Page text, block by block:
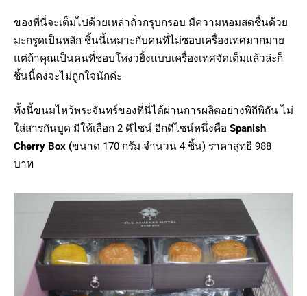
ของที่นี่จะเต็มไปด้วยเหล่าถั่วกรุบกรอบ มีความหอมสดชื่นด้วย
มะกรูดเป็นหลัก ชิ้นนี้เหมาะกับคนที่ไม่ชอบเครื่องเทศมากมาย
แต่ถ้าคุณเป็นคนที่ชอบโหงวยิ้งแบบเครื่องเทศจัดเต็มแล้วล่ะก็
ชิ้นนี้คงจะไม่ถูกใจนักค่ะ
ทั้งนี้ขนมไหว้พระจันทร์ของที่นี่ได้ผ่านการผลิตอย่างพิถีพิถัน ไม่
ใส่สารกันบูด มีให้เลือก 2 ดีไซน์ อีกดีไซน์หนึ่งคือ Spanish
Cherry Box (ขนาด 170 กรัม จำนวน 4 ชิ้น) ราคาสุทธิ 988
บาท